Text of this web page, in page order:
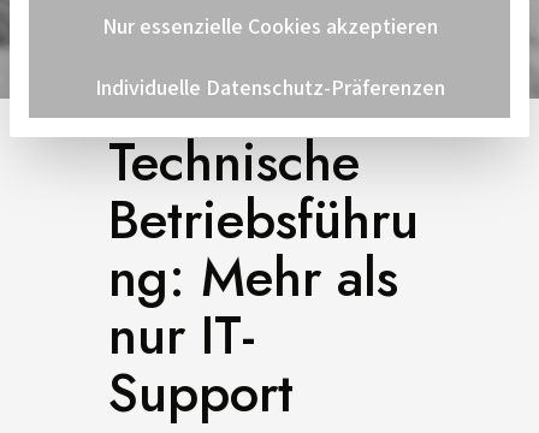
Technische
Betriebsführu
ng: Mehr als
nur IT-
Support
Nur essenzielle Cookies akzeptieren
Individuelle Datenschutz-Präferenzen